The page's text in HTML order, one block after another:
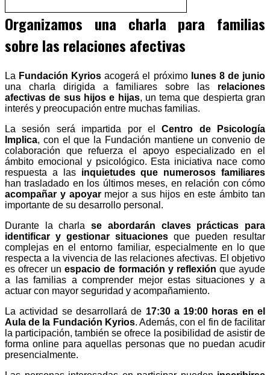
Organizamos una charla para familias
sobre las relaciones afectivas
La Fundación Kyrios acogerá el próximo lunes 8 de junio
una charla dirigida a familiares sobre las relaciones
afectivas de sus hijos e hijas, un tema que despierta gran
interés y preocupación entre muchas familias.
La sesión será impartida por elCentro de Psicología
Implica, con el que la Fundación mantiene un convenio de
colaboración que refuerza el apoyo especializado en el
ámbito emocional y psicológico. Esta iniciativa nace como
respuesta a las inquietudes que numerosos familiares
han trasladado en los últimos meses, en relación con cómo
acompañar y apoyarmejor a sus hijos en este ámbito tan
importante de su desarrollo personal.
Durante la charlase abordarán claves prácticas para
identificar y gestionar situaciones que pueden resultar
complejas en el entorno familiar, especialmente en lo que
respecta a la vivencia de las relaciones afectivas. El objetivo
es ofrecer unespacio de formación y reflexión que ayude
a las familias a comprender mejor estas situaciones y a
actuar con mayor seguridad y acompañamiento.
La actividad se desarrollará de 17:30 a 19:00 horas en el
Aula de la Fundación Kyrios. Además, con el fin de facilitar
la participación, también se ofrece la posibilidad de asistir de
forma online para aquellas personas que no puedan acudir
presencialmente.